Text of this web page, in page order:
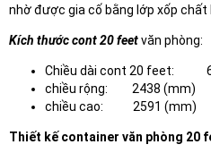
nhờ được gia cố bằng lớp xốp chất
Kích thước cont 20 feetvăn phòng:
Chiều dài cont 20 feet:
chiều rộng: 2438 (mm)
chiều cao: 2591 (mm)
Thiết kế container văn phòng 20